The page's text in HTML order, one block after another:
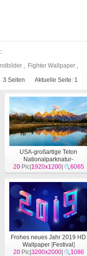
, Fighter Wallpaper ,
3 Seiten Aktuelle Seite: 1
USA-großartige Teton
Nationalparknatur-
Landschaftstapeten HD
[Landschaft]
20Pic| 1920x1200| 6065
Frohes neues Jahr 2019 HD
Wallpaper[Festival ]
20Pic| 3200x2000| 1086